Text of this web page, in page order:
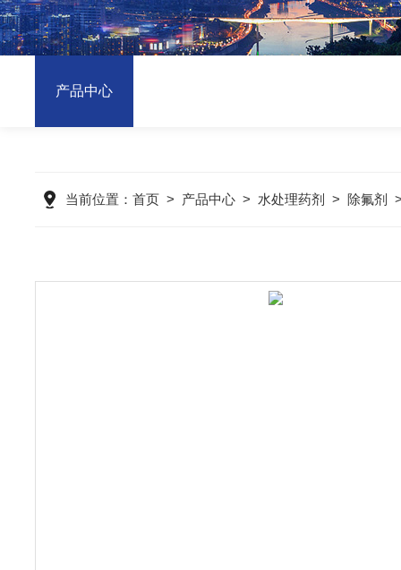
产品中心
当前位置： 首页 > 产品中心 > 水处理药剂 > 除氟剂